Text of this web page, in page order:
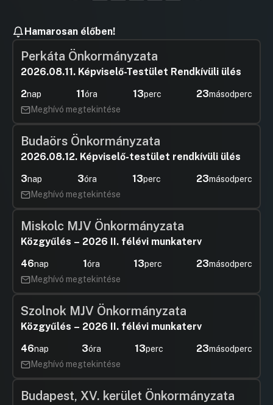
Hamarosan élőben!
Perkáta Önkormányzata
2026.08.11. Képviselő-Testület Rendkívüli ülés
2nap 11óra 13perc 22másodperc
Meghívó megtekintése
Budaörs Önkormányzata
2026.08.12. Képviselő-testület rendkívüli ülés
3nap 3óra 13perc 22másodperc
Meghívó megtekintése
Miskolc MJV Önkormányzata
Közgyűlés – 2026 II. félévi munkaterv
46nap 1óra 13perc 22másodperc
Meghívó megtekintése
Szolnok MJV Önkormányzata
Közgyűlés – 2026 II. félévi munkaterv
46nap 3óra 13perc 22másodperc
Meghívó megtekintése
Budapest, XV. kerület Önkormányzata